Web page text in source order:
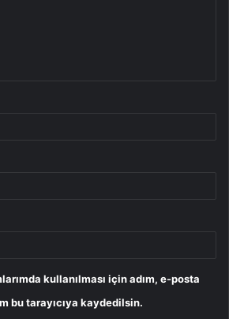
kullanılması için adım, e-posta
bu tarayıcıya kaydedilsin.